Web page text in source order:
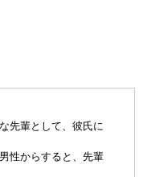
先輩として、彼氏に
性からすると、先輩